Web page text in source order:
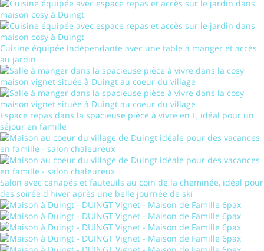
Cuisine équipée indépendante avec une table à manger et accès
au jardin
Espace repas dans la spacieuse pièce à vivre en L, idéal pour un
séjour en famille
Salon avec canapés et fauteuils au coin de la cheminée, idéal pour
des soirée d'hiver après une belle journée de ski